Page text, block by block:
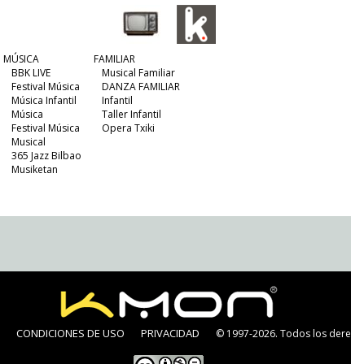
MÚSICA
BBK LIVE
Festival Música
Música Infantil
Música
Festival Música
Musical
365 Jazz Bilbao
Musiketan
FAMILIAR
Musical Familiar
DANZA FAMILIAR
Infantil
Taller Infantil
Opera Txiki
CONDICIONES DE USO PRIVACIDAD © 1997-2026. Todos los